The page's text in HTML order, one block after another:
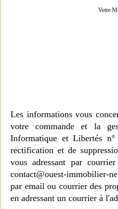
Votre
Les informations vous
votre commande et la
Informatique et Libertés
rectification et de
vous adressant par
contact@ouest-immobilier-
par email ou courrier des
en adressant un courrier à